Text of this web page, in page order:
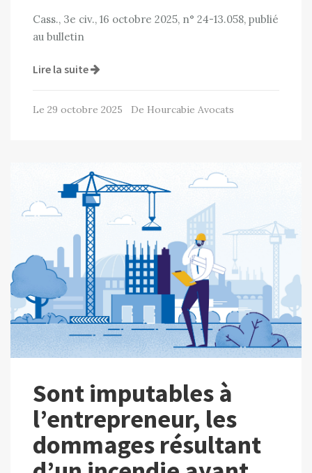
Cass., 3e civ., 16 octobre 2025, n° 24-13.058, publié
au bulletin
Lire la suite
Le 29 octobre 2025 De Hourcabie Avocats
Sont imputables à
l’entrepreneur, les
dommages résultant